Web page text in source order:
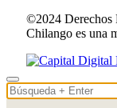
©2024 Derechos
Chilango es una